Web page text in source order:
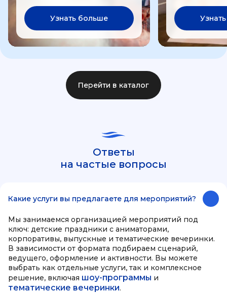
Узнать больше
Перейти в каталог
Ответы
на частые вопросы
Какие услуги вы предлагаете для мероприятий?
Мы занимаемся организацией мероприятий под
ключ: детские праздники с аниматорами,
корпоративы, выпускные и тематические вечеринки.
В зависимости от формата подбираем сценарий,
ведущего, оформление и активности. Вы можете
выбрать как отдельные услуги, так и комплексное
решение, включая шоу-программы и
тематические вечеринки.